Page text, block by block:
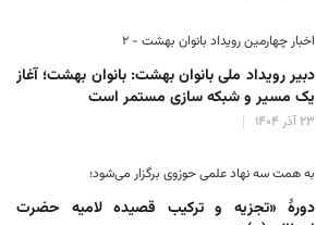
اخبار چهارمین رویداد بانوان بهشت - ۲
دبیر رویداد ملی بانوان بهشت: بانوان بهشت؛ آغاز
یک مسیر و شبکه سازی مستمر است
۲۳ آذر ۱۴۰۴
به همت سه نهاد علمی حوزوی برگزار می‌شود؛
دورهٔ «تجزیه و ترکیب قصیده لامیه حضرت